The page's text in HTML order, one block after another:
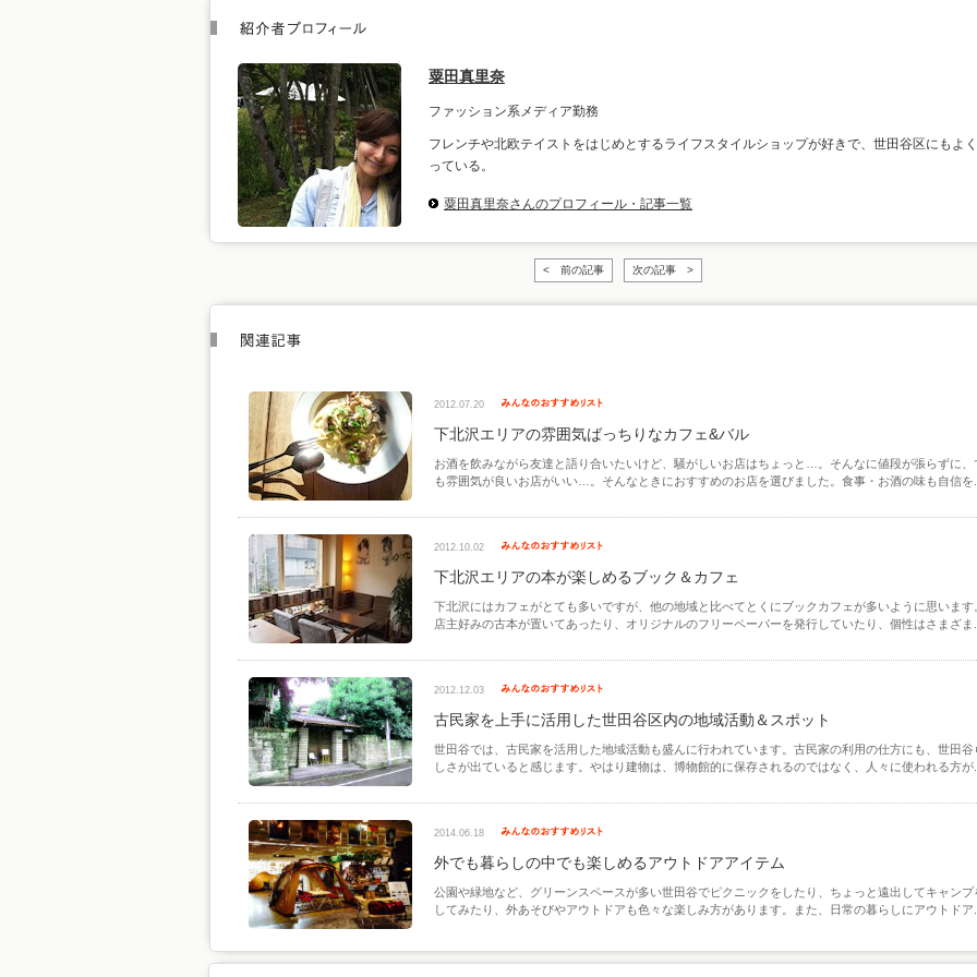
粟田真里奈
ファッション系メディア勤務
フレンチや北欧テイストをはじめとするライフスタイルショップが好きで、世田谷区にもよ
っている。
粟田真里奈さんのプロフィール・記事一覧
< 前の記事 次の記事 >
2012.07.20
下北沢エリアの雰囲気ばっちりなカフェ&バル
お酒を飲みながら友達と語り合いたいけど、騒がしいお店はちょっと…。そんなに値段が張らずに、
も雰囲気が良いお店がいい…。そんなときにおすすめのお店を選びました。食事・お酒の味も自信を...
2012.10.02
下北沢エリアの本が楽しめるブック＆カフェ
下北沢にはカフェがとても多いですが、他の地域と比べてとくにブックカフェが多いように思います
店主好みの古本が置いてあったり、オリジナルのフリーペーパーを発行していたり、個性はさまざま...
2012.12.03
古民家を上手に活用した世田谷区内の地域活動＆スポット
世田谷では、古民家を活用した地域活動も盛んに行われています。古民家の利用の仕方にも、世田谷
しさが出ていると感じます。やはり建物は、博物館的に保存されるのではなく、人々に使われる方が...
2014.06.18
外でも暮らしの中でも楽しめるアウトドアアイテム
公園や緑地など、グリーンスペースが多い世田谷でピクニックをしたり、ちょっと遠出してキャンプ
してみたり、外あそびやアウトドアも色々な楽しみ方があります。また、日常の暮らしにアウトドア...